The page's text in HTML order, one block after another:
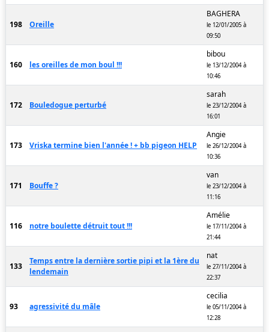
198 Oreille
BAGHERA
le 12/01/2005 à
09:50
160 les oreilles de mon boul !!!
bibou
le 13/12/2004 à
10:46
172 Bouledogue perturbé
sarah
le 23/12/2004 à
16:01
173 Vriska termine bien l'année ! + bb pigeon HELP
Angie
le 26/12/2004 à
10:36
171 Bouffe ?
van
le 23/12/2004 à
11:16
116 notre boulette détruit tout !!!
Amélie
le 17/11/2004 à
21:44
133
Temps entre la dernière sortie pipi et la 1ère du
lendemain
nat
le 27/11/2004 à
22:37
93 agressivité du mâle
cecilia
le 05/11/2004 à
12:28